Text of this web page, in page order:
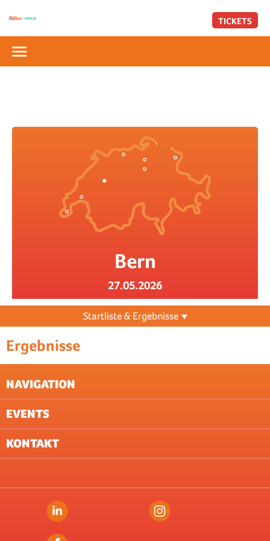
TICKETS
Bern
27.05.2026
Startliste & Ergebnisse
Ergebnisse
NAVIGATION
NEWSLETTER
AGB
DATENSCHUTZ (VERANSTALTUNG)
IMPRESSUM
EVENTS
ZUG
LAUSANNE
ZÜRICH
KONTAKT